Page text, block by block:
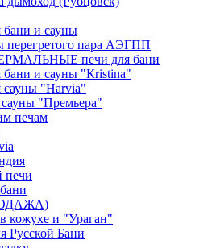
бани и сауны
перегретого пара АЭГПП
печи для бани
бани и сауны "Кristina"
сауны "Harvia"
"Премьера"
печам
печи
кожухе и "Ураган"
Русской Бани